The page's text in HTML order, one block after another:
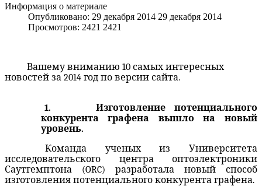
Информация о материале
Опубликовано: 29 декабря 2014 29 декабря 2014
Просмотров: 2421 2421
Вашему вниманию 10 самых интересных
новостей за 2014 год по версии сайта.
1.
Изготовление потенциального
конкурента графена вышло на новый
уровень.
Команда ученых
из Университета
исследовательского центра
оптоэлектроники
Саутгемптона
(ORC) разработала
новый способ
изготовления потенциального конкурента графена.